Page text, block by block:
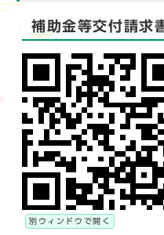
補助金等交付請求
別ウィンドウで開く